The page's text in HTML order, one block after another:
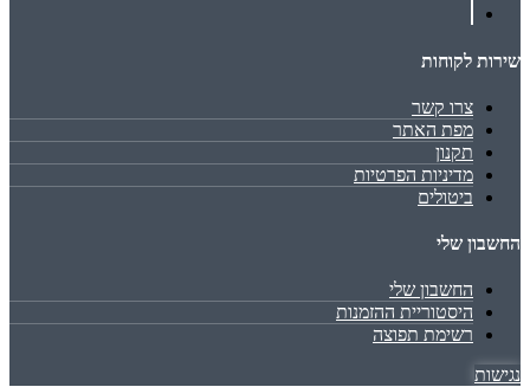
שירות לקוחות
צרו קשר
מפת האתר
תקנון
מדיניות הפרטיות
ביטולים
החשבון שלי
החשבון שלי
היסטוריית ההזמנות
רשימת תפוצה
נגישות